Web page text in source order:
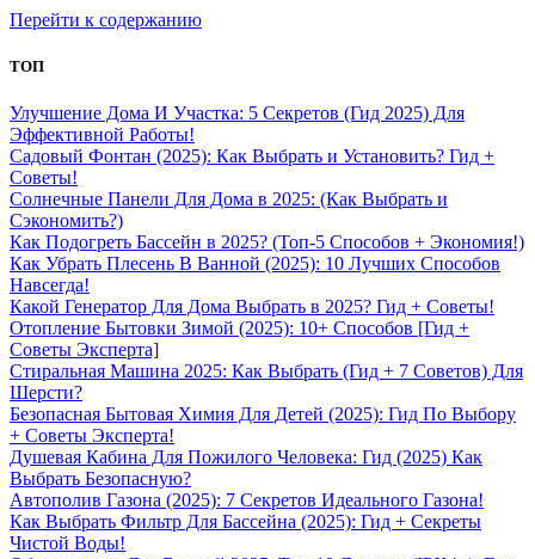
Перейти к содержанию
ТОП
Улучшение Дома И Участка: 5 Секретов (Гид 2025) Для
Эффективной Работы!
Садовый Фонтан (2025): Как Выбрать и Установить? Гид +
Советы!
Солнечные Панели Для Дома в 2025: (Как Выбрать и
Сэкономить?)
Как Подогреть Бассейн в 2025? (Топ-5 Способов + Экономия!)
Как Убрать Плесень В Ванной (2025): 10 Лучших Способов
Навсегда!
Какой Генератор Для Дома Выбрать в 2025? Гид + Советы!
Отопление Бытовки Зимой (2025): 10+ Способов [Гид +
Советы Эксперта]
Стиральная Машина 2025: Как Выбрать (Гид + 7 Советов) Для
Шерсти?
Безопасная Бытовая Химия Для Детей (2025): Гид По Выбору
+ Советы Эксперта!
Душевая Кабина Для Пожилого Человека: Гид (2025) Как
Выбрать Безопасную?
Автополив Газона (2025): 7 Секретов Идеального Газона!
Как Выбрать Фильтр Для Бассейна (2025): Гид + Секреты
Чистой Воды!